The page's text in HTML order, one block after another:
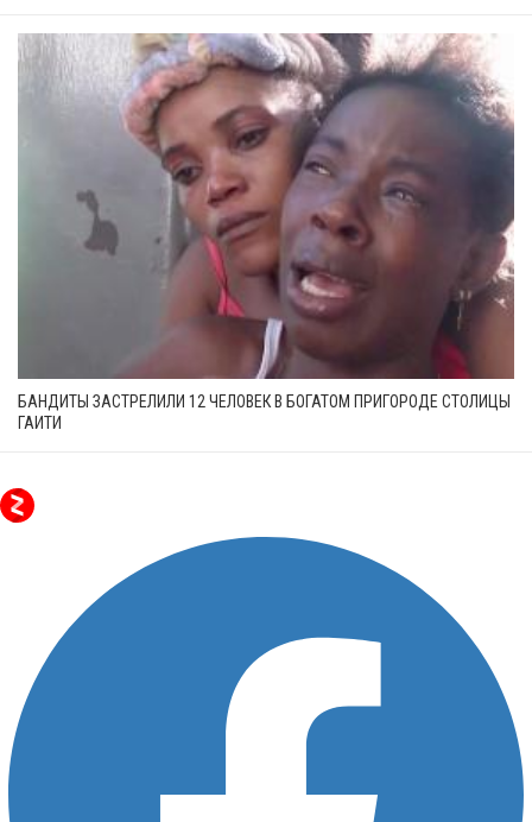
БАНДИТЫ ЗАСТРЕЛИЛИ 12 ЧЕЛОВЕК В БОГАТОМ ПРИГОРОДЕ СТОЛИЦЫ
ГАИТИ